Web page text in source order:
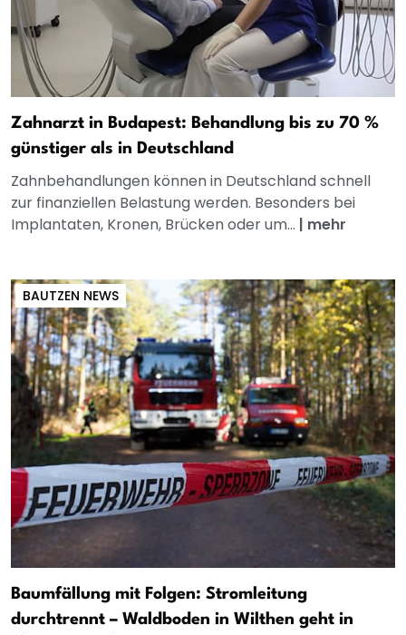
Zahnarzt in Budapest: Behandlung bis zu 70 %
günstiger als in Deutschland
Zahnbehandlungen können in Deutschland schnell
zur finanziellen Belastung werden. Besonders bei
Implantaten, Kronen, Brücken oder um... | mehr
BAUTZEN NEWS
Baumfällung mit Folgen: Stromleitung
durchtrennt – Waldboden in Wilthen geht in